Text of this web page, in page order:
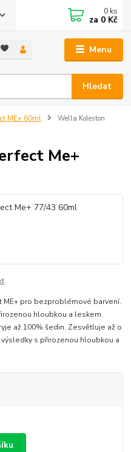
Menu
Hledat
0 ks
za 0 Kč
ME+ 60ml
Wella Koleston
Me+
pro bezproblémové barvení.
hloubkou a leskem.
až 100% šedin. Zesvětluje až o
s přirozenou hloubkou a